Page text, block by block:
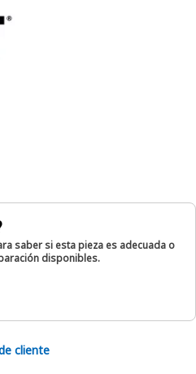
saber si esta pieza es adecuada o
disponibles.
cliente